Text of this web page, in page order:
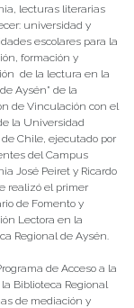
lecturas literarias
universidad y
escolares para la
formación y
de la lectura en la
Aysén” de la
de Vinculación con el
la Universidad
Chile, ejecutado por
del Campus
José Peiret y Ricardo
realizó el primer
de Fomento y
Lectora en la
Regional de Aysén.
de Acceso a la
Biblioteca Regional
de mediación y